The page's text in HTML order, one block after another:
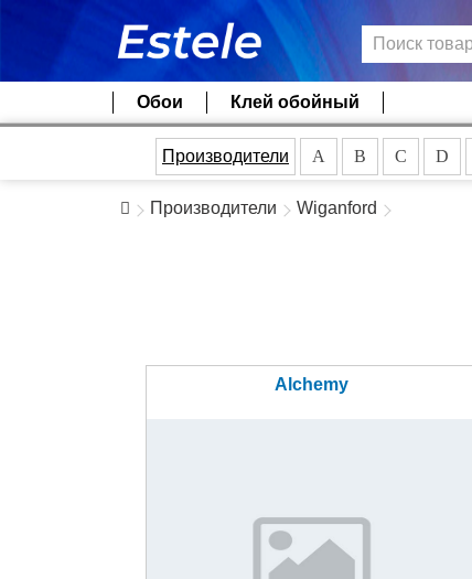
Обои Клей обойный
Производители A B C D
Производители Wiganford
Alchemy